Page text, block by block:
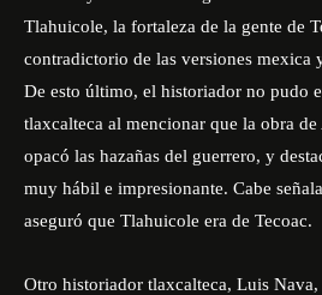
Tlahuicole, la fortaleza de la gente de
contradictorio de las versiones mexica
De esto último, el historiador no pudo
tlaxcalteca al mencionar que la obra
opacó las hazañas del guerrero, y
muy hábil e impresionante. Cabe
aseguró que Tlahuicole era de Tecoac.
Otro historiador tlaxcalteca, Luis